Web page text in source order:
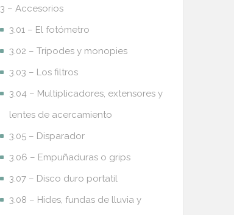
3 – Accesorios
3.01 – El fotómetro
3.02 – Trípodes y monopies
3.03 – Los filtros
3.04 – Multiplicadores, extensores y
lentes de acercamiento
3.05 – Disparador
3.06 – Empuñaduras o grips
3.07 – Disco duro portatil
3.08 – Hides, fundas de lluvia y